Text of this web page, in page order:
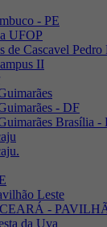
- PE
UFOP
de Cascavel
II
- DF
Brasília -
Leste
-
da Uva